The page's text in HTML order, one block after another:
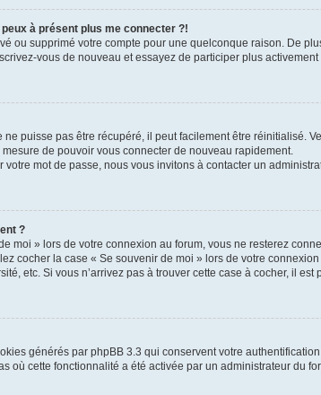
à présent plus me connecter ?!
ou supprimé votre compte pour une quelconque raison. De
vous de nouveau et essayez de participer plus activement
puisse pas être récupéré, il peut facilement être réinitialisé.
de pouvoir vous connecter de nouveau rapidement.
mot de passe, nous vous invitons à contacter un
?
moi » lors de votre connexion au forum, vous ne resterez
cocher la case « Se souvenir de moi » lors de votre
etc. Si vous n’arrivez pas à trouver cette case à cocher, il
générés par phpBB 3.3 qui conservent votre
où cette fonctionnalité a été activée par un administrateur du